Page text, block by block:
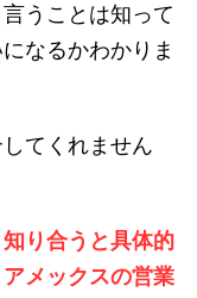
うことは知って
なるかわかりま
てくれません
り合うと具体的
メックスの営業